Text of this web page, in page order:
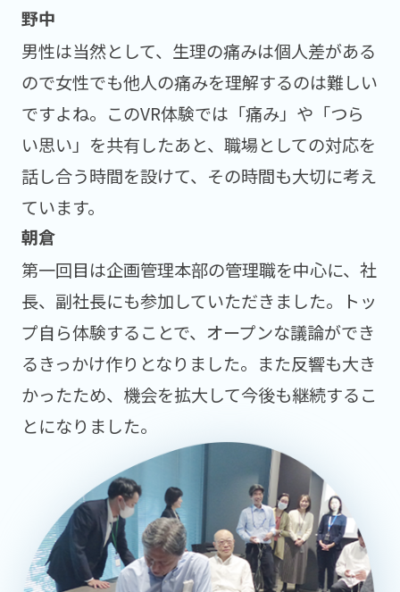
男性は当然として、生理の痛みは個人差がある
ので女性でも他人の痛みを理解するのは難しい
ですよね。このVR体験では「痛み」や「つら
い思い」を共有したあと、職場としての対応を
話し合う時間を設けて、その時間も大切に考え
ています。
第一回目は企画管理本部の管理職を中心に、社
長、副社長にも参加していただきました。トッ
プ自ら体験することで、オープンな議論ができ
るきっかけ作りとなりました。また反響も大き
かったため、機会を拡大して今後も継続するこ
とになりました。